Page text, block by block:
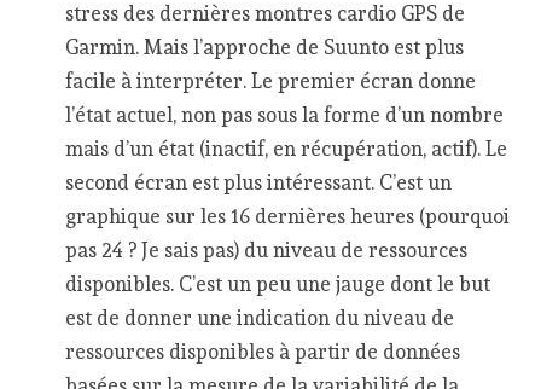
stress des dernières montres cardio GPS de
Garmin. Mais l’approche de Suunto est plus
facile à interpréter. Le premier écran donne
l’état actuel, non pas sous la forme d’un nombre
mais d’un état (inactif, en récupération, actif). Le
second écran est plus intéressant. C’est un
graphique sur les 16 dernières heures (pourquoi
pas 24 ? Je sais pas) du niveau de ressources
disponibles. C’est un peu une jauge dont le but
est de donner une indication du niveau de
ressources disponibles à partir de données